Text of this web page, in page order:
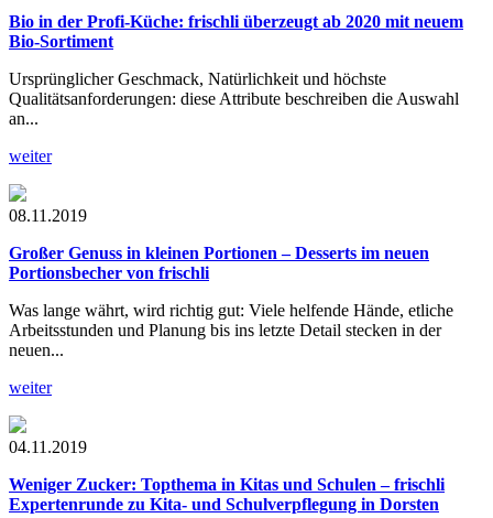
Bio in der Profi-Küche: frischli überzeugt ab 2020 mit neuem
Bio-Sortiment
Ursprünglicher Geschmack, Natürlichkeit und höchste
Qualitätsanforderungen: diese Attribute beschreiben die Auswahl
an...
weiter
08.11.2019
Großer Genuss in kleinen Portionen – Desserts im neuen
Portionsbecher von frischli
Was lange währt, wird richtig gut: Viele helfende Hände, etliche
Arbeitsstunden und Planung bis ins letzte Detail stecken in der
neuen...
weiter
04.11.2019
Weniger Zucker: Topthema in Kitas und Schulen – frischli
Expertenrunde zu Kita- und Schulverpflegung in Dorsten